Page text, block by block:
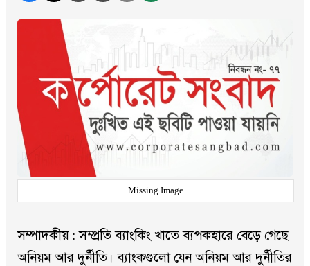
Missing Image
সম্পাদকীয় : সম্প্রতি ব্যাংকিং খাতে ব্যপকহারে বেড়ে গেছে
অনিয়ম আর দুর্নীতি। ব্যাংকগুলো যেন অনিয়ম আর দুর্নীতির